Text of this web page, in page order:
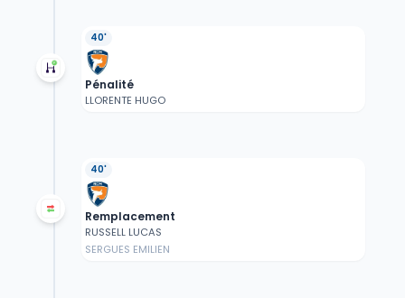
40'
Pénalité
LLORENTE HUGO
40'
Remplacement
RUSSELL LUCAS
SERGUES EMILIEN